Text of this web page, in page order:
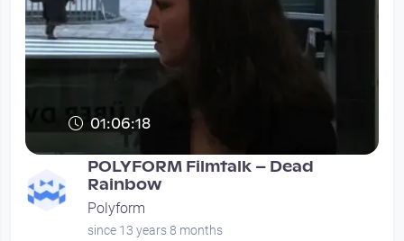
01:06:18
POLYFORM Filmtalk – Dead
Rainbow
Polyform
since 13 years 8 months